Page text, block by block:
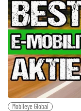
Mobileye Global